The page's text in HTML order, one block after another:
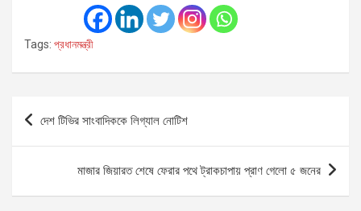
Tags: প্রধানমন্ত্রী
দেশ টিভির সাংবাদিককে লিগ্যাল নোটিশ
মাজার জিয়ারত শেষে ফেরার পথে ট্রাকচাপায় প্রাণ গেলো ৫ জনের